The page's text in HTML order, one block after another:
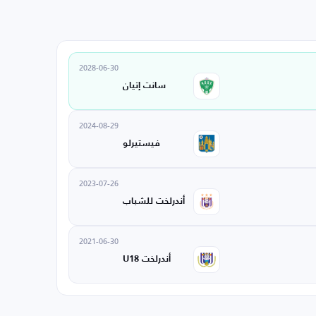
2028-06-30
سانت إتيان
2024-08-29
فيستيرلو
2023-07-26
أندرلخت للشباب
2021-06-30
أندرلخت U18